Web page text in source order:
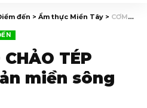
đến > Ẩm thực Miền Tây > CƠM NHÀ CÓ CHẢO TÉP RANG | Đặc sản miền sông nước
CHẢO TÉP
miền sông